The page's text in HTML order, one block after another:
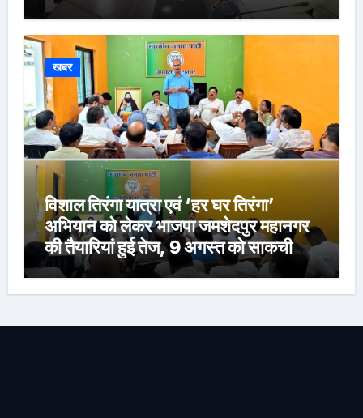
खबर
विशाल तिरंगा यात्रा एवं ‘हर घर तिरंगा’
अभियान को लेकर भाजपा जमशेदपुर महानगर
की तैयारियां हुई तेज, 9 अगस्त को साकची
नेताजी सुभाष मैदान से निकलेगी विशाल तिरंगा
यात्रा